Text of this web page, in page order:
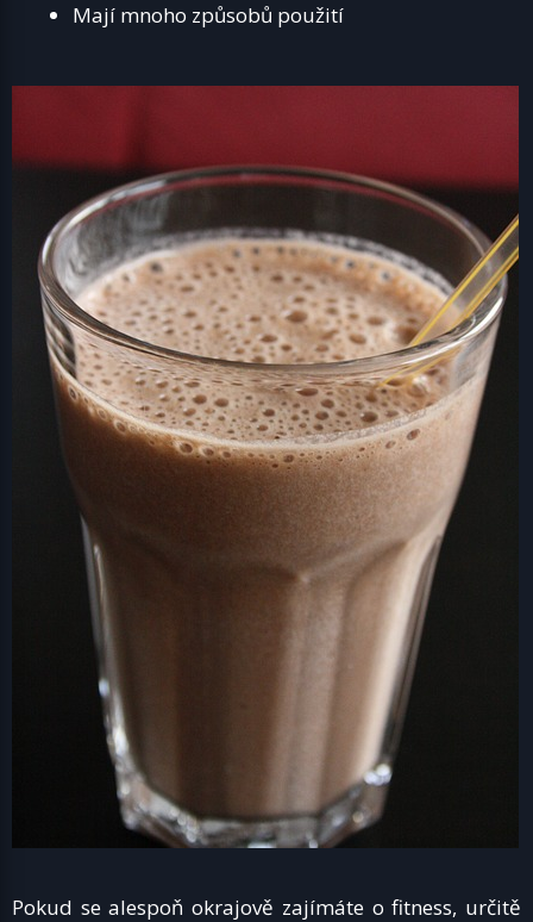
Mají mnoho způsobů použití
Pokud se alespoň okrajově zajímáte o fitness, určitě